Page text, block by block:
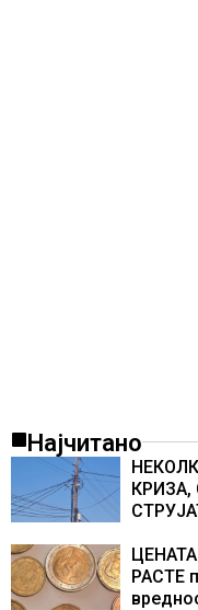
Најчитано
КРИЗА,
РАСТЕ